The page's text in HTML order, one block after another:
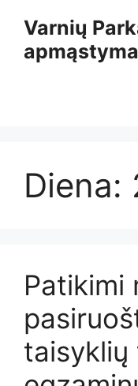
turinio
Varnių
Diena:
Patikimi
taisyklių